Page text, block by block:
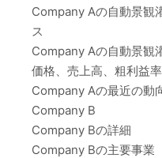
Company Aの自動景観
ス
Company Aの自動景観
価格、売上高、粗利益
Company Aの最近の動
Company B
Company Bの詳細
Company Bの主要事業